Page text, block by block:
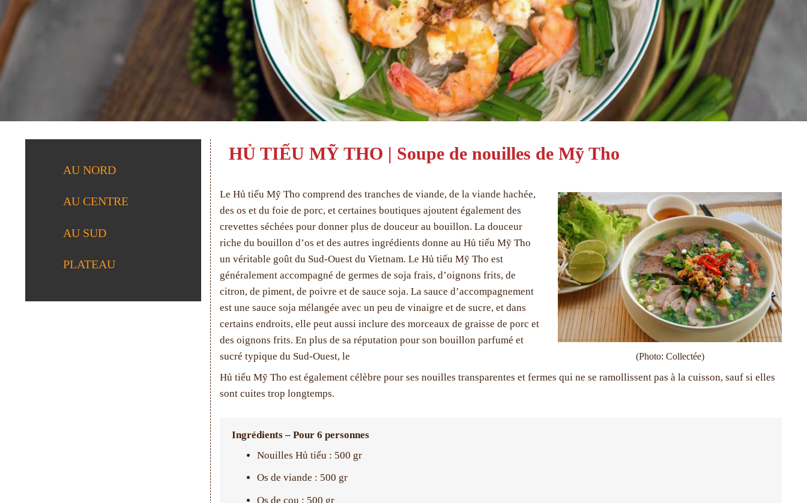
AU NORD
AU CENTRE
AU SUD
PLATEAU
HỦ TIẾU MỸ THO | Soupe de nouilles de Mỹ Tho
Le Hủ tiếu Mỹ Tho comprend des tranches de viande, de la viande hachée,
des os et du foie de porc, et certaines boutiques ajoutent également des
crevettes séchées pour donner plus de douceur au bouillon. La douceur
riche du bouillon d’os et des autres ingrédients donne au Hủ tiếu Mỹ Tho
un véritable goût du Sud-Ouest du Vietnam. Le Hủ tiếu Mỹ Tho est
généralement accompagné de germes de soja frais, d’oignons frits, de
citron, de piment, de poivre et de sauce soja. La sauce d’accompagnement
est une sauce soja mélangée avec un peu de vinaigre et de sucre, et dans
certains endroits, elle peut aussi inclure des morceaux de graisse de porc et
des oignons frits. En plus de sa réputation pour son bouillon parfumé et
sucré typique du Sud-Ouest, le
(Photo: Collectée)
Hủ tiếu Mỹ Tho est également célèbre pour ses nouilles transparentes et fermes qui ne se ramollissent pas à la cuisson, sauf si elles
sont cuites trop longtemps.
Ingrédients – Pour 6 personnes
Nouilles Hủ tiếu : 500 gr
Os de viande : 500 gr
Os de cou : 500 gr